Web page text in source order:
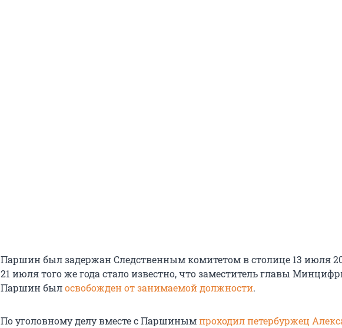
Паршин был задержан Следственным комитетом в столице 13 июля
21 июля того же года стало известно, что заместитель главы
Паршин былосвобожден от занимаемой должности.
По уголовному делу вместе с Паршинымпроходил петербуржец